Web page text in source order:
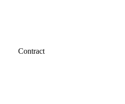
Contract